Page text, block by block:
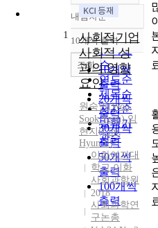
정확도
순
인기도
순
연도순
제목순
저자순
발행기
관순
내림차순
내림차순
10개씩 출력
10개씩
출력
20개씩
출력
30개씩
출력
50개씩
출력
100개씩
출력
조회
1
사회적기업
사회적 성
과의 영향
요인
원숙연(Won,
Sook Yeon),임
현지(Lim,
Hyun Ji)
이화여자대
학교 이화
사회과학원
2018
사회과학연
구논총